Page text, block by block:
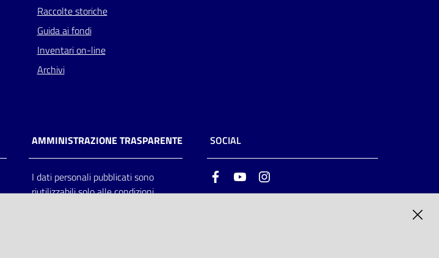
Raccolte storiche
Guida ai fondi
Inventari on-line
Archivi
AMMINISTRAZIONE TRASPARENTE
I dati personali pubblicati sono
riutilizzabili solo alle condizioni
SOCIAL
FacebookYoutube